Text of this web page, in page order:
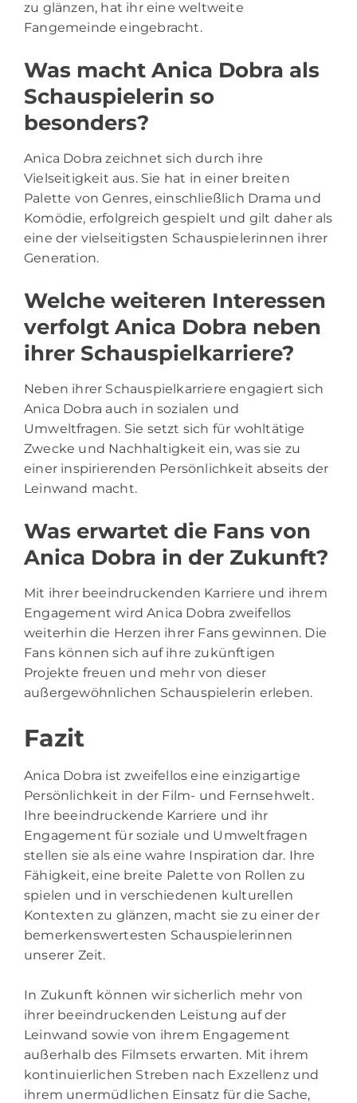
zu glänzen, hat ihr eine weltweite
Fangemeinde eingebracht.
Was macht Anica Dobra als
Schauspielerin so
besonders?
Anica Dobra zeichnet sich durch ihre
Vielseitigkeit aus. Sie hat in einer breiten
Palette von Genres, einschließlich Drama und
Komödie, erfolgreich gespielt und gilt daher als
eine der vielseitigsten Schauspielerinnen ihrer
Generation.
Welche weiteren Interessen
verfolgt Anica Dobra neben
ihrer Schauspielkarriere?
Neben ihrer Schauspielkarriere engagiert sich
Anica Dobra auch in sozialen und
Umweltfragen. Sie setzt sich für wohltätige
Zwecke und Nachhaltigkeit ein, was sie zu
einer inspirierenden Persönlichkeit abseits der
Leinwand macht.
Was erwartet die Fans von
Anica Dobra in der Zukunft?
Mit ihrer beeindruckenden Karriere und ihrem
Engagement wird Anica Dobra zweifellos
weiterhin die Herzen ihrer Fans gewinnen. Die
Fans können sich auf ihre zukünftigen
Projekte freuen und mehr von dieser
außergewöhnlichen Schauspielerin erleben.
Fazit
Anica Dobra ist zweifellos eine einzigartige
Persönlichkeit in der Film- und Fernsehwelt.
Ihre beeindruckende Karriere und ihr
Engagement für soziale und Umweltfragen
stellen sie als eine wahre Inspiration dar. Ihre
Fähigkeit, eine breite Palette von Rollen zu
spielen und in verschiedenen kulturellen
Kontexten zu glänzen, macht sie zu einer der
bemerkenswertesten Schauspielerinnen
unserer Zeit.
In Zukunft können wir sicherlich mehr von
ihrer beeindruckenden Leistung auf der
Leinwand sowie von ihrem Engagement
außerhalb des Filmsets erwarten. Mit ihrem
kontinuierlichen Streben nach Exzellenz und
ihrem unermüdlichen Einsatz für die Sache,